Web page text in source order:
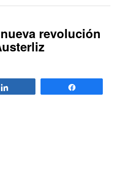
revolución